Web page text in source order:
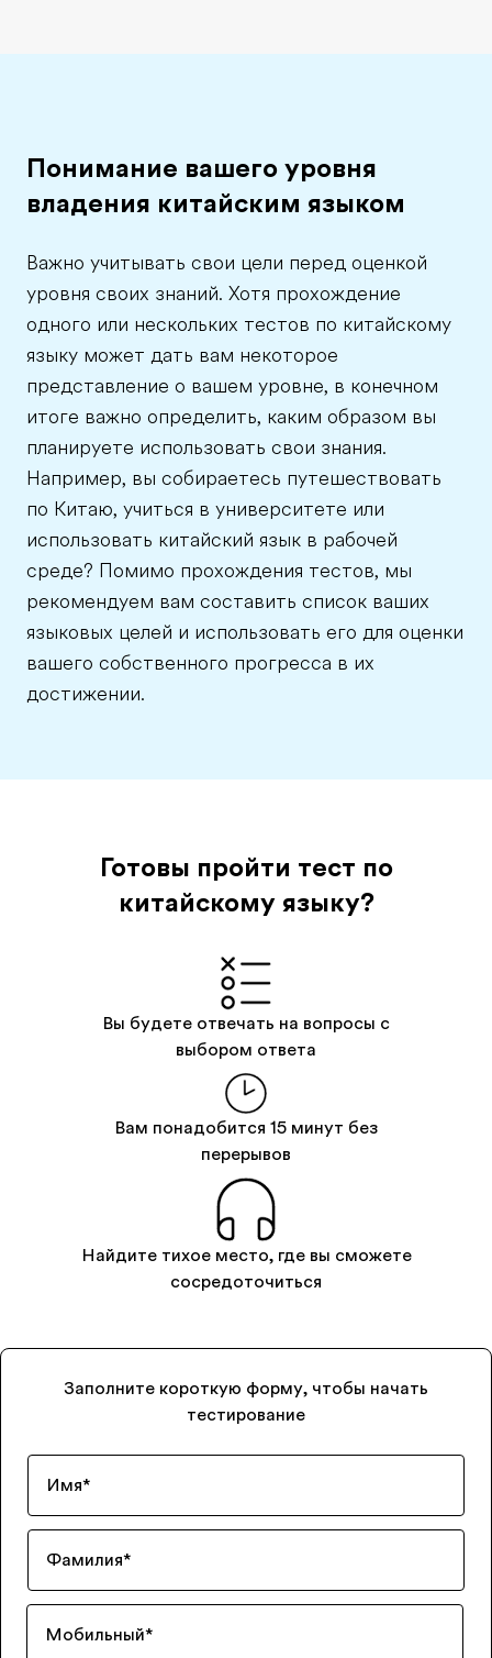
Понимание вашего уровня
владения китайским языком
Важно учитывать свои цели перед оценкой
уровня своих знаний. Хотя прохождение
одного или нескольких тестов по китайскому
языку может дать вам некоторое
представление о вашем уровне, в конечном
итоге важно определить, каким образом вы
планируете использовать свои знания.
Например, вы собираетесь путешествовать
по Китаю, учиться в университете или
использовать китайский язык в рабочей
среде? Помимо прохождения тестов, мы
рекомендуем вам составить список ваших
языковых целей и использовать его для оценки
вашего собственного прогресса в их
достижении.
Готовы пройти тест по
китайскому языку?
Вы будете отвечать на вопросы с
выбором ответа
Вам понадобится 15 минут без
перерывов
Найдите тихое место, где вы сможете
сосредоточиться
Заполните короткую форму, чтобы начать
тестирование
Имя*
Фамилия*
Мобильный*